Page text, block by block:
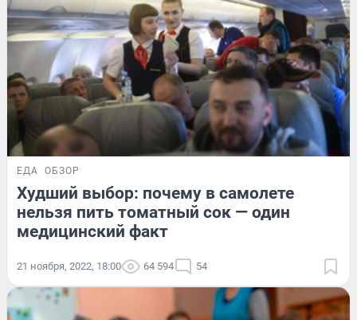
ЕДА ОБЗОР
Худший выбор: почему в самолете
нельзя пить томатный сок — один
медицинский факт
21 ноября, 2022, 18:00 64 594 54